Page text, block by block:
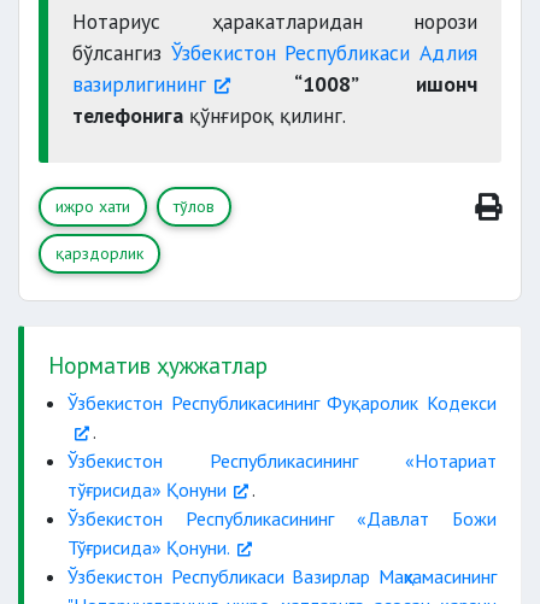
Нотариус ҳаракатларидан норози
бўлсангиз Ўзбекистон Республикаси Адлия
вазирлигининг
“1008” ишонч
телефонига қўнғироқ қилинг.
ижро хати тўлов
қарздорлик
Норматив ҳужжатлар
Ўзбекистон Республикасининг Фуқаролик Кодекси
.
Ўзбекистон Республикасининг «Нотариат
тўғрисида» Қонуни
.
Ўзбекистон Республикасининг «Давлат Божи
Тўғрисида» Қонуни.
Ўзбекистон Республикаси Вазирлар Маҳкамасининг